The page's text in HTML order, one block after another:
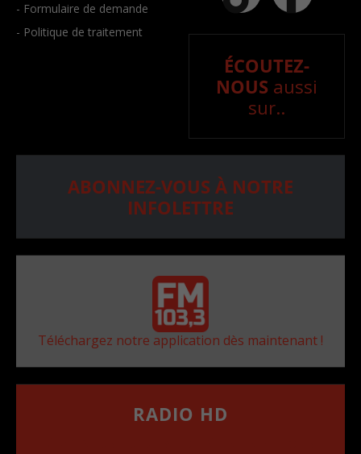
- Formulaire de demande
- Politique de traitement
ÉCOUTEZ-
NOUS aussi
sur..
ABONNEZ-VOUS À NOTRE
INFOLETTRE
Téléchargez notre application dès maintenant !
RADIO HD